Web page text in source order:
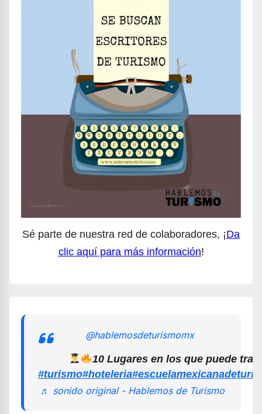
Sé parte de nuestra red de colaboradores, ¡Da
clic aquí para más información!
@hablemosdeturismomx
10 Lugares en los que puede
#turismo#hoteleria
♬ sonido original - Hablemos de Turismo